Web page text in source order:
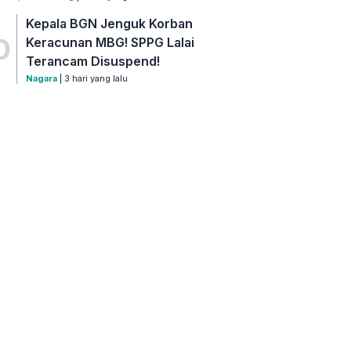
Kepala BGN Jenguk Korban
Keracunan MBG! SPPG Lalai
Terancam Disuspend!
Nagara | 3 hari yang lalu